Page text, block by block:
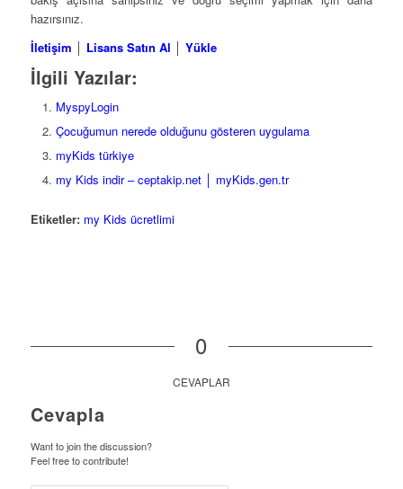
hazırsınız.
İletişim
Lisans Satın Al Yükle
İlgili Yazılar:
MyspyLogin
Çocuğumun nerede olduğunu gösteren uygulama
myKids türkiye
my Kids indir – ceptakip.net │ myKids.gen.tr
Etiketler: my Kids ücretlimi
0
CEVAPLAR
Cevapla
Want to join the discussion?
Feel free to contribute!